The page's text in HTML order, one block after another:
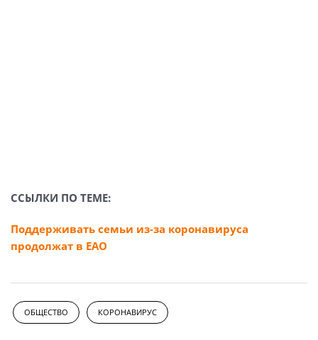
ССЫЛКИ ПО ТЕМЕ:
Поддерживать семьи из-за коронавируса
продолжат в ЕАО
ОБЩЕСТВО КОРОНАВИРУС